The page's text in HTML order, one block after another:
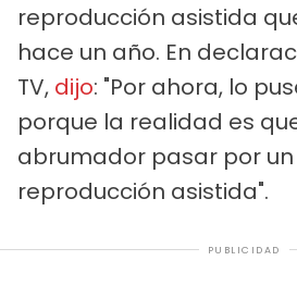
reproducción asistida
hace un año. En
TV, dijo: "Por ahora, lo
porque la realidad es
abrumador pasar por
reproducción asistida".
PUBLICIDAD